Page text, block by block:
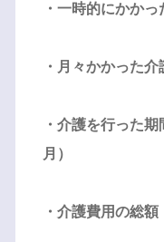
・一時的にかか
・月々かかった
・介護を行った
月）
・介護費用の総額